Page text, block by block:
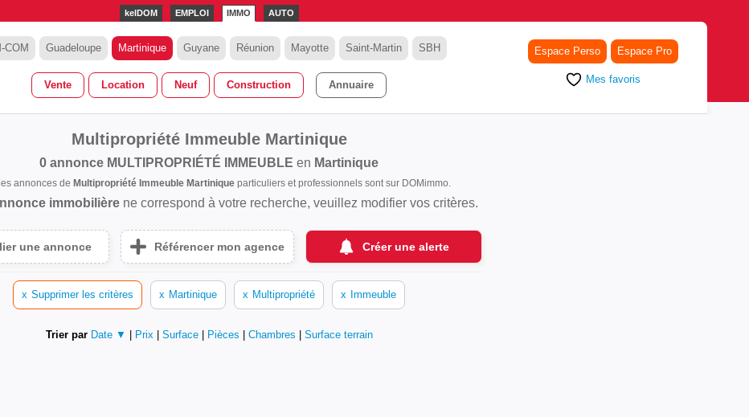
kelDOM EMPLOI IMMO AUTO
COM Guadeloupe Martinique Guyane Réunion Mayotte Saint-Martin SBH
Vente Location Neuf Construction Annuaire
Espace Perso Espace Pro
Mes favoris
Multipropriété Immeuble Martinique
0 annonce MULTIPROPRIÉTÉ IMMEUBLE en Martinique
annonces de Multipropriété Immeuble Martinique particuliers et professionnels sont sur DOMimmo.
immobilièrene correspond à votre recherche, veuillez modifier vos critères.
une annonce Référencer mon agence Créer une alerte
x Supprimer les critères x Martinique x Multipropriété x Immeuble
Trier par Date ▼ Prix Surface Pièces Chambres Surface terrain